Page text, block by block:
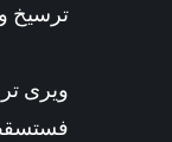
ترسيخ
ويرى